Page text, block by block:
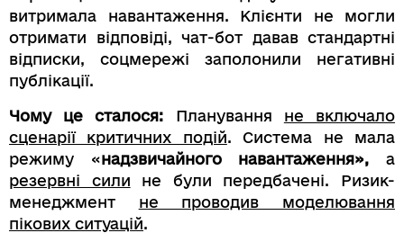
витримала навантаження. Клієнти не могли
отримати відповіді, чат-бот давав стандартні
відписки, соцмережі заполонили негативні
публікації.
Чому це сталося: Планування не включало
сценарії критичних подій. Система не мала
режиму «надзвичайного навантаження», а
резервні сили не були передбачені. Ризик-
менеджмент не проводив моделювання
пікових ситуацій.